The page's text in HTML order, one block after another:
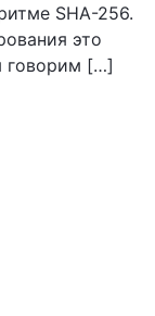
SHA-256.
это
говорим […]